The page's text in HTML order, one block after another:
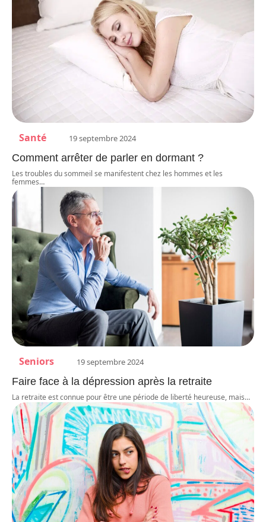
Santé 19 septembre 2024
Comment arrêter de parler en dormant ?
Les troubles du sommeil se manifestent chez les hommes et les
femmes…
Seniors 19 septembre 2024
Faire face à la dépression après la retraite
La retraite est connue pour être une période de liberté heureuse, mais…